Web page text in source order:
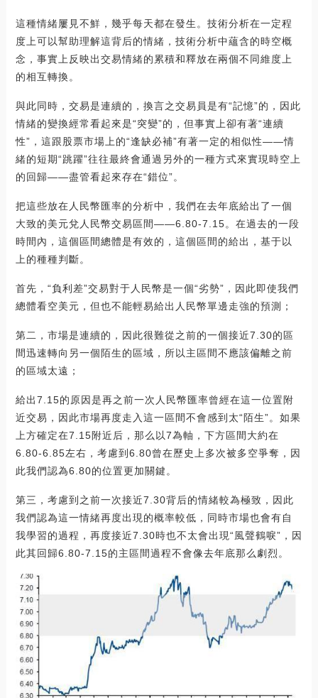
這種情緒屢見不鮮，幾乎每天都在發生。技術分析在一定程
度上可以幫助理解這背后的情緒，技術分析中蘊含的時空概
念，事實上反映出交易情緒的累積和釋放在兩個不同維度上
的相互轉換。
與此同時，交易是連續的，換言之交易員是有“記憶”的，因此
情緒的變換經常看起來是“突變”的，但事實上卻有著“連續
性”，這跟股票市場上的“逢缺必補”有著一定的相似性——情
緒的短期“跳躍”往往最終會通過另外的一種方式來實現時空上
的回歸——盡管看起來存在“錯位”。
把這些放在人民幣匯率的分析中，我們在去年底給出了一個
大致的美元兌人民幣交易區間——6.80-7.15。在過去的一段
時間內，這個區間總體是有效的，這個區間的給出，基于以
上的種種判斷。
首先，“負利差”交易對于人民幣是一個“劣勢”，因此即使我們
總體看空美元，但也不能輕易給出人民幣單邊走強的預測；
第二，市場是連續的，因此很難從之前的一個接近7.30的區
間迅速轉向另一個陌生的區域，所以主區間不應該偏離之前
的區域太遠；
給出7.15的原因是再之前一次人民幣匯率曾經在這一位置附
近交易，因此市場再度走入這一區間不會感到太“陌生”。如果
上方確定在7.15附近后，那么以7為軸，下方區間大約在
6.80-6.85左右，考慮到6.80曾在歷史上多次被多空爭奪，因
此我們認為6.80的位置更加關鍵。
第三，考慮到之前一次接近7.30背后的情緒較為極致，因此
我們認為這一情緒再度出現的概率較低，同時市場也會有自
我學習的過程，再度接近7.30時也不太會出現“風聲鶴唳”，因
此其回歸6.80-7.15的主區間過程不會像去年底那么劇烈。